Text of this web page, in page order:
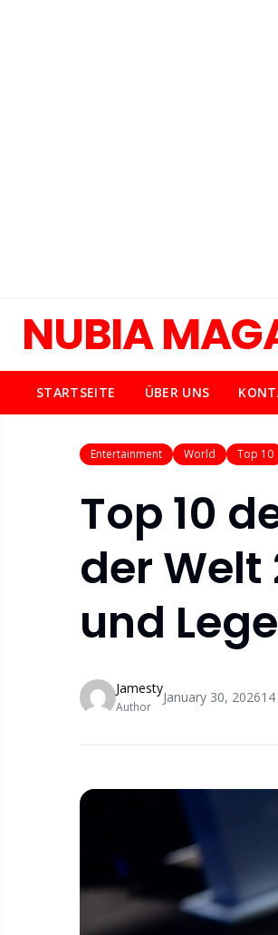
NUBIA
STARTSEITE ÜBER UNS
Entertainment World Top 10
Top 10
der Welt
und
Jamesty
Author
January 30, 202614